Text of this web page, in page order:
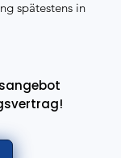
spätestens in